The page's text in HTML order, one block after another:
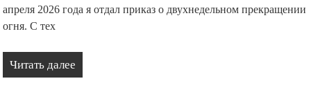
апреля 2026 года я отдал приказ о двухнедельном прекращении
огня. С тех
Читать далее